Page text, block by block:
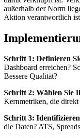
außerhalb der Norm
Aktion verantwortlich
Schritt 1: Definieren
Dashboard erreichen?
Bessere Qualität?
Schritt 2: Wählen Sie
Kernmetriken, die
Schritt 3:
die Daten? ATS,